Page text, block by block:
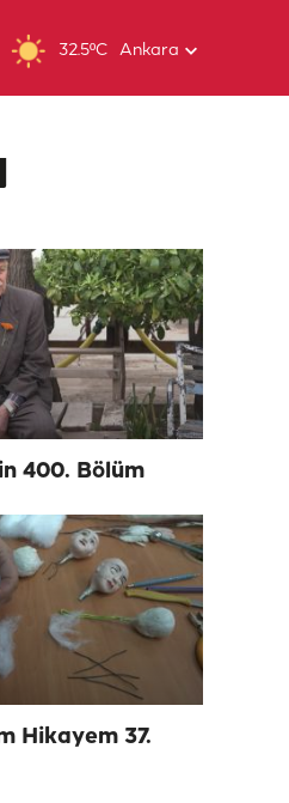
32.5ºC Ankara
400. Bölüm
Hikayem 37.